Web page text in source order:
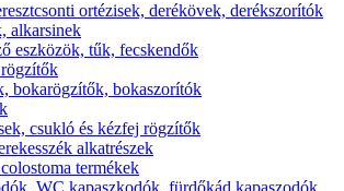
ortézisek, derékövek, derékszorítók
alkarsinek
eszközök, tűk, fecskendők
bokarögzítők, bokaszorítók
csukló és kézfej rögzítők
alkatrészek
termékek